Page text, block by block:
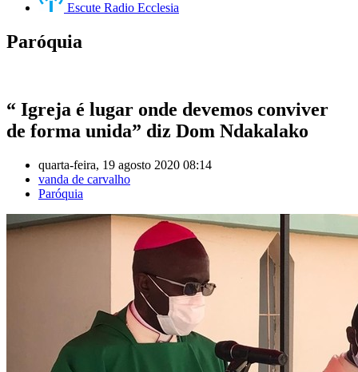
Escute Radio Ecclesia
Paróquia
“ Igreja é lugar onde devemos conviver
de forma unida” diz Dom Ndakalako
quarta-feira, 19 agosto 2020 08:14
vanda de carvalho
Paróquia